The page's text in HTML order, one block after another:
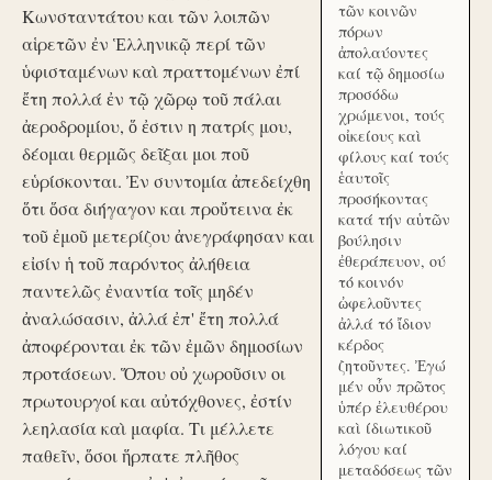
Κωνσταντάτου και τῶν λοιπῶν
αἱρετῶν ἐν Ἑλληνικῷ περί τῶν
ὑφισταμένων καὶ πραττομένων ἐπί
ἔτη πολλά ἐν τῷ χῶρῳ τοῦ πάλαι
ἀεροδρομίου, ὅ ἐστιν η πατρίς μου,
δέομαι θερμῶς δεῖξαι μοι ποῦ
εὑρίσκονται. Ἐν συντομία ἀπεδείχθη
ὅτι ὅσα διήγαγον και προὔτεινα ἐκ
τοῦ ἐμοῦ μετερίζου ἀνεγράφησαν και
εἰσίν ἡ τοῦ παρόντος ἀλήθεια
παντελῶς ἐναντία τοῖς μηδέν
ἀναλώσασιν, ἀλλά ἐπ' ἔτη πολλά
ἀποφέρονται ἐκ τῶν ἐμῶν δημοσίων
προτάσεων. Ὅπου οὐ χωροῦσιν οι
πρωτουργοί και αὐτόχθονες, ἐστίν
λεηλασία καὶ μαφία. Τι μέλλετε
παθεῖν, ὅσοι ἥρπατε πλῆθος
τῶν κοινῶν
πόρων
ἀπολαύοντες
καί τῷ δημοσίω
προσόδω
χρώμενοι, τούς
οἰκείους καὶ
φίλους καί τούς
ἑαυτοῖς
προσήκοντας
κατά τήν αὑτῶν
βούλησιν
ἐθεράπευον, ού
τό κοινόν
ὠφελοῦντες
ἀλλά τό ἴδιον
κέρδος
ζητοῦντες. Ἐγώ
μέν οὖν πρῶτος
ὑπέρ ἐλευθέρου
καὶ ίδιωτικοῦ
λόγου καί
μεταδόσεως τῶν